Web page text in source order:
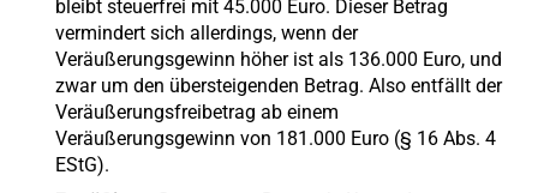
bleibt steuerfrei mit 45.000 Euro. Dieser Betrag
vermindert sich allerdings, wenn der
Veräußerungsgewinn höher ist als 136.000 Euro, und
zwar um den übersteigenden Betrag. Also entfällt der
Veräußerungsfreibetrag ab einem
Veräußerungsgewinn von 181.000 Euro (§ 16 Abs. 4
EStG).